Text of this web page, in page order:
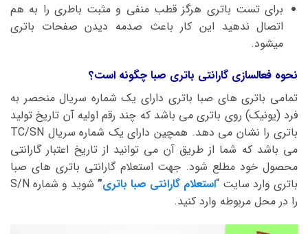
برای تست باتری هرگز قطب منفی و مثبت باطری را به هم
اتصال ندهید این کار باعث صدمه دیدن صفحات باتری
میشود.
نحوه فعالسازی گارانتی باتری صبا چگونه است؟
تمامی باتری های صبا باتری دارای یک شماره سریال منحصر به
فرد (یونیک) روی باتری می باشد که چند رقم اولیه آن تاریخ تولید
باتری را نشان می دهد. همچین دارای یک شماره سریال TC/SN
می باشد که شما از طریق آن می توانید از تاریخ اعتبار گارانتی
محصول خود مطلع شود. جهت استعلام گارانتی باتری های صبا
باتری وارد سایت “استعلام گارانتی صبا باتری”
شوید و شماره S/N
را در محل مربوطه وارد کنید.